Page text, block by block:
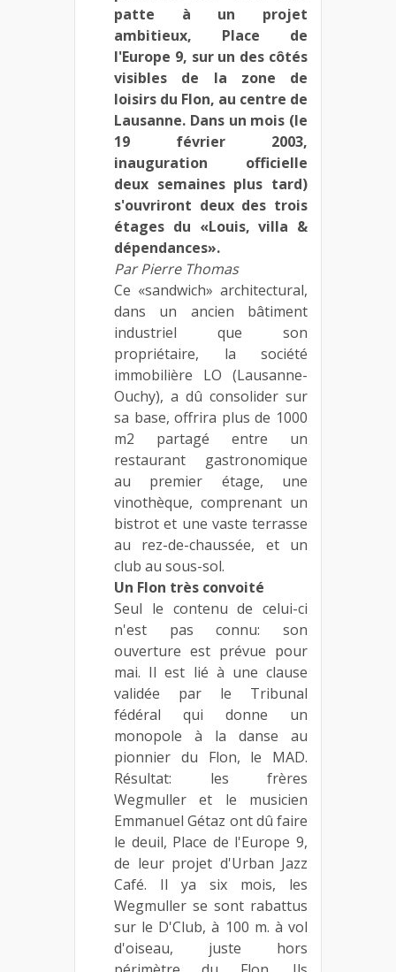
patte à un projet
ambitieux, Place de
l'Europe 9, sur un des côtés
visibles de la zone de
loisirs du Flon, au centre de
Lausanne. Dans un mois (le
19 février 2003,
inauguration officielle
deux semaines plus tard)
s'ouvriront deux des trois
étages du «Louis, villa &
dépendances».
Par Pierre Thomas
Ce «sandwich» architectural,
dans un ancien bâtiment
industriel que son
propriétaire, la société
immobilière LO (Lausanne-
Ouchy), a dû consolider sur
sa base, offrira plus de 1000
m2 partagé entre un
restaurant gastronomique
au premier étage, une
vinothèque, comprenant un
bistrot et une vaste terrasse
au rez-de-chaussée, et un
club au sous-sol.
Un Flon très convoité
Seul le contenu de celui-ci
n'est pas connu: son
ouverture est prévue pour
mai. Il est lié à une clause
validée par le Tribunal
fédéral qui donne un
monopole à la danse au
pionnier du Flon, le MAD.
Résultat: les frères
Wegmuller et le musicien
Emmanuel Gétaz ont dû faire
le deuil, Place de l'Europe 9,
de leur projet d'Urban Jazz
Café. Il ya six mois, les
Wegmuller se sont rabattus
sur le D'Club, à 100 m. à vol
d'oiseau, juste hors